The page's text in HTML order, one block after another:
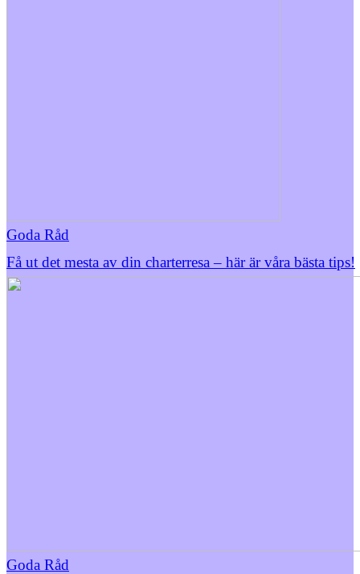
Goda Råd
Få ut det mesta av din charterresa – här är våra bästa tips!
Goda Råd